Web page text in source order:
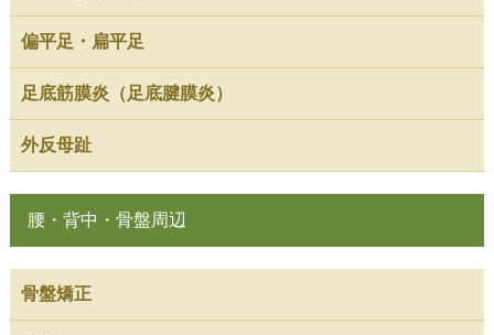
偏平足・扁平足
足底筋膜炎（足底腱膜炎）
外反母趾
腰・背中・骨盤周辺
骨盤矯正